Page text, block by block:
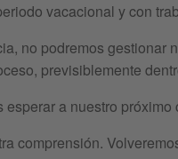
vacacional y con
no podremos gestionar
previsiblemente
esperar a nuestro
comprensión.
REDES
¿Cuáles son